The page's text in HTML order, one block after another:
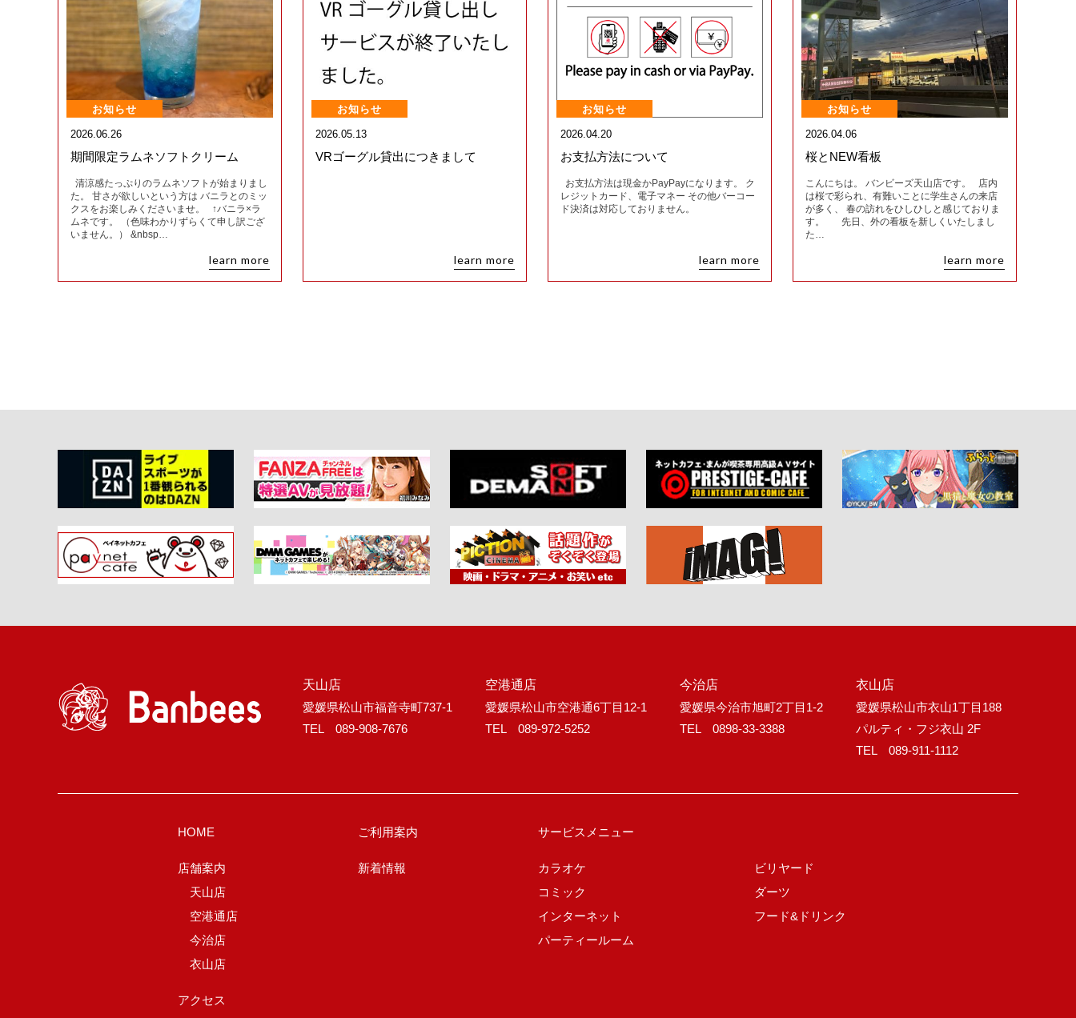
お知らせ
2026.06.26
期間限定ラムネソフトクリーム
清涼感たっぷりのラムネソフトが始まりまし
た。 甘さが欲しいという方は バニラとのミッ
クスをお楽しみくださいませ。 ↑バニラ×ラ
ムネです。 （色味わかりずらくて申し訳ござ
いません。） &nbsp…
learn more
お知らせ
2026.05.13
VRゴーグル貸出につきまして
learn more
お知らせ
2026.04.20
お支払方法について
お支払方法は現金かPayPayになります。 ク
レジットカード、電子マネー その他バーコー
ド決済は対応しておりません。
learn more
お知らせ
2026.04.06
桜とNEW看板
こんにちは。 バンビーズ天山店です。 店内
は桜で彩られ、有難いことに学生さんの来店
が多く、 春の訪れをひしひしと感じておりま
す。 先日、外の看板を新しくいたしまし
た…
learn more
天山店
愛媛県松山市福音寺町737-1
TEL 089-908-7676
空港通店
愛媛県松山市空港通6丁目12-1
TEL 089-972-5252
今治店
愛媛県今治市旭町2丁目1-2
TEL 0898-33-3388
衣山店
愛媛県松山市衣山1丁目188
パルティ・フジ衣山 2F
TEL 089-911-1112
HOME
店舗案内
天山店
空港通店
今治店
衣山店
アクセス
ご利用案内
新着情報
サービスメニュー
カラオケ
コミック
インターネット
パーティールーム
ビリヤード
ダーツ
フード&ドリンク